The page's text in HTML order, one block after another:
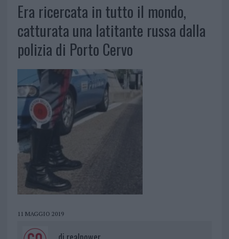
Era ricercata in tutto il mondo,
catturata una latitante russa dalla
polizia di Porto Cervo
11 MAGGIO 2019